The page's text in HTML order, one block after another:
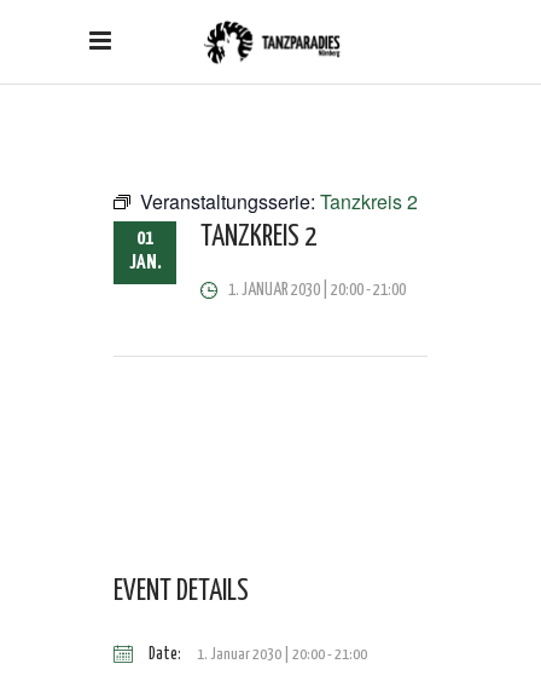
Veranstaltungsserie: Tanzkreis 2
01
JAN.
TANZKREIS 2
1. JANUAR 2030 | 20:00-21:00
EVENT DETAILS
Date: 1. Januar 2030 | 20:00-21:00